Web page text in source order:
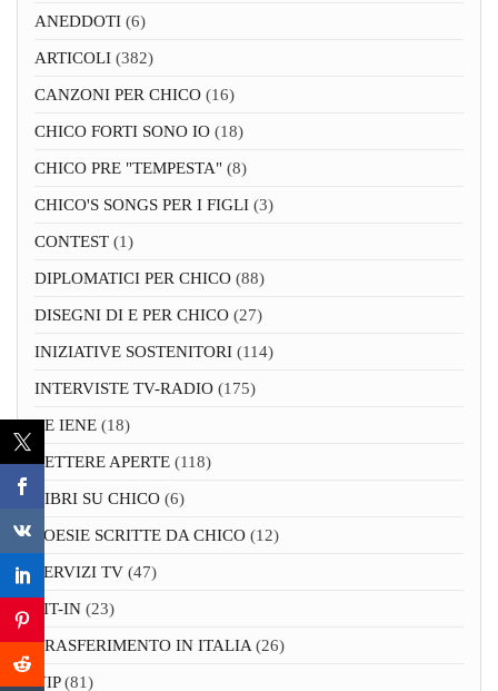
ANEDDOTI (6)
ARTICOLI (382)
CANZONI PER CHICO (16)
CHICO FORTI SONO IO (18)
CHICO PRE "TEMPESTA" (8)
CHICO'S SONGS PER I FIGLI (3)
CONTEST (1)
DIPLOMATICI PER CHICO (88)
DISEGNI DI E PER CHICO (27)
INIZIATIVE SOSTENITORI (114)
INTERVISTE TV-RADIO (175)
LE IENE (18)
LETTERE APERTE (118)
LIBRI SU CHICO (6)
POESIE SCRITTE DA CHICO (12)
SERVIZI TV (47)
SIT-IN (23)
TRASFERIMENTO IN ITALIA(26)
VIP(81)